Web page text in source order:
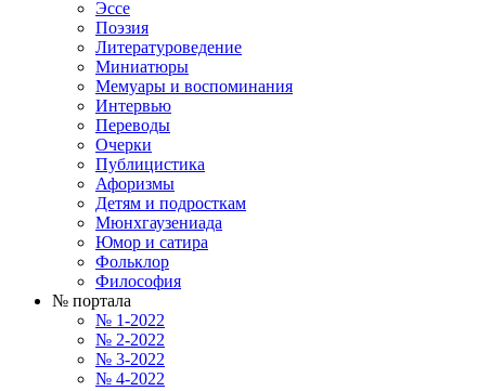
Эссе
Поэзия
Литературоведение
Миниатюры
Мемуары и воспоминания
Интервью
Переводы
Очерки
Публицистика
Афоризмы
Детям и подросткам
Мюнхгаузениада
Юмор и сатира
Фольклор
Философия
№ портала
№ 1-2022
№ 2-2022
№ 3-2022
№ 4-2022